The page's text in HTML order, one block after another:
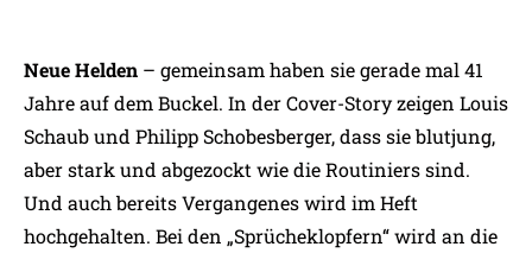
Neue Helden – gemeinsam haben sie gerade mal 41
Jahre auf dem Buckel. In der Cover-Story zeigen Louis
Schaub und Philipp Schobesberger, dass sie blutjung,
aber stark und abgezockt wie die Routiniers sind.
Und auch bereits Vergangenes wird im Heft
hochgehalten. Bei den „Sprücheklopfern“ wird an die